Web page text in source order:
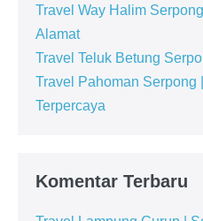
Travel Way Halim
Alamat
Travel Teluk Betung
Travel Pahoman Serpong
Terpercaya
Komentar Terbaru